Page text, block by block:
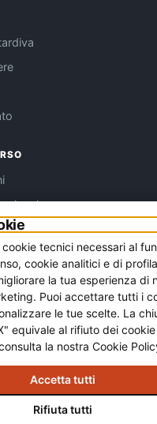
legale
su questo sito hanno
medico o legale sul caso
o garantisce un
richiede una valutazione
tecnici necessari al
cookie analitici e di
la tua esperienza di
Puoi accettare tutti i
le tue scelte. La
equivale al rifiuto dei
la nostra Cookie
Accetta tutti
Rifiuta tutti